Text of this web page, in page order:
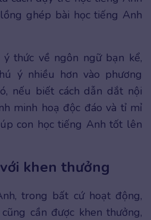
ghép bài học tiếng Anh
thức về ngôn ngữ bạn kể,
ý nhiều hơn vào phương
nếu biết cách dẫn dắt nội
minh hoạ độc đáo và tỉ mỉ
con học tiếng Anh tốt lên
khen thưởng
trong bất cứ hoạt động,
cần được khen thưởng,